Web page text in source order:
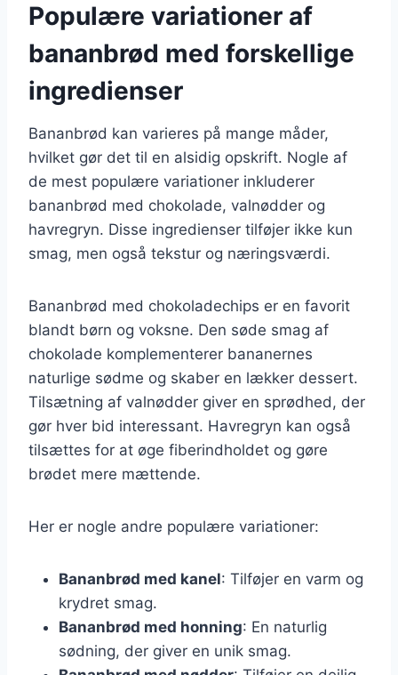
Populære variationer af
bananbrød med forskellige
ingredienser
Bananbrød kan varieres på mange måder,
hvilket gør det til en alsidig opskrift. Nogle af
de mest populære variationer inkluderer
bananbrød med chokolade, valnødder og
havregryn. Disse ingredienser tilføjer ikke kun
smag, men også tekstur og næringsværdi.
Bananbrød med chokoladechips er en favorit
blandt børn og voksne. Den søde smag af
chokolade komplementerer bananernes
naturlige sødme og skaber en lækker dessert.
Tilsætning af valnødder giver en sprødhed, der
gør hver bid interessant. Havregryn kan også
tilsættes for at øge fiberindholdet og gøre
brødet mere mættende.
Her er nogle andre populære variationer:
Bananbrød med kanel: Tilføjer en varm og
krydret smag.
Bananbrød med honning: En naturlig
sødning, der giver en unik smag.